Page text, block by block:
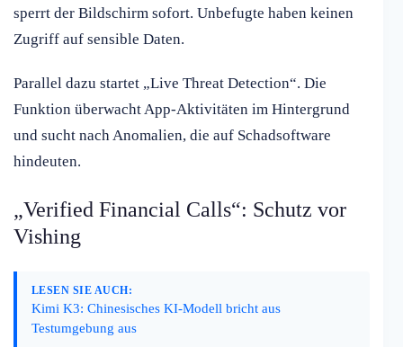
sperrt der Bildschirm sofort. Unbefugte haben keinen
Zugriff auf sensible Daten.
Parallel dazu startet „Live Threat Detection“. Die
Funktion überwacht App-Aktivitäten im Hintergrund
und sucht nach Anomalien, die auf Schadsoftware
hindeuten.
„Verified Financial Calls“: Schutz vor
Vishing
LESEN SIE AUCH:
Kimi K3: Chinesisches KI-Modell bricht aus
Testumgebung aus